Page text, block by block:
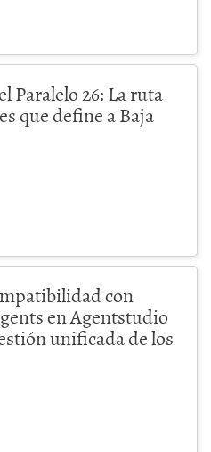
Paralelo 26: La ruta
que define a Baja
con
en Agentstudio
unificada de los